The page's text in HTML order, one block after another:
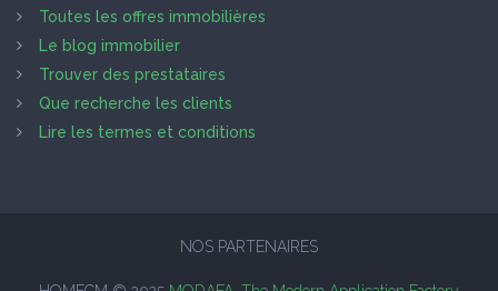
Toutes les offres immobilières
Le blog immobilier
Trouver des prestataires
Que recherche les clients
Lire les termes et conditions
NOS PARTENAIRES